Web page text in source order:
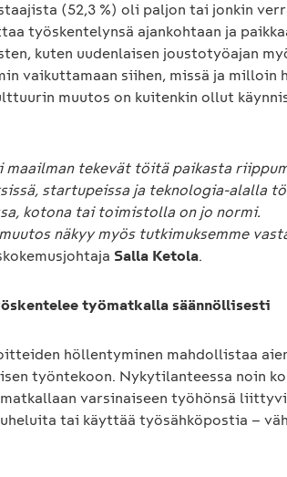
(52,3 %) oli paljon tai jonkin
työskentelynsä ajankohtaan ja
kuten uudenlaisen joustotyöajan
vaikuttamaan siihen, missä ja milloin
muutos on kuitenkin ollut
tekevät töitä paikasta
startupeissa ja teknologia-alalla
kotona tai toimistolla on jo normi.
näkyy myös tutkimuksemme
Salla Ketola.
työmatkalla säännöllisesti
höllentyminen mahdollistaa
työntekoon. Nykytilanteessa noin
varsinaiseen työhönsä
tai käyttää työsähköpostia –